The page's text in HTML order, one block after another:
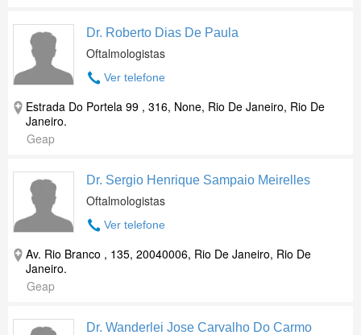
Dr. Roberto Dias De Paula
Oftalmologistas
Ver telefone
Estrada Do Portela 99 , 316, None, Rio De Janeiro, Rio De
Janeiro.
Geap
Dr. Sergio Henrique Sampaio Meirelles
Oftalmologistas
Ver telefone
Av. Rio Branco , 135, 20040006, Rio De Janeiro, Rio De
Janeiro.
Geap
Dr. Wanderlei Jose Carvalho Do Carmo